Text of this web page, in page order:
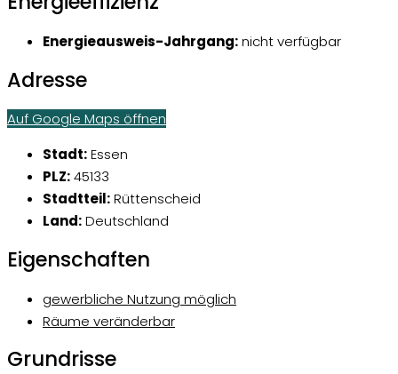
Energieausweis-Jahrgang:nicht verfügbar
Adresse
Auf Google Maps öffnen
Stadt:Essen
PLZ:45133
Stadtteil:Rüttenscheid
Land:Deutschland
Eigenschaften
gewerbliche Nutzung möglich
Räume veränderbar
Grundrisse